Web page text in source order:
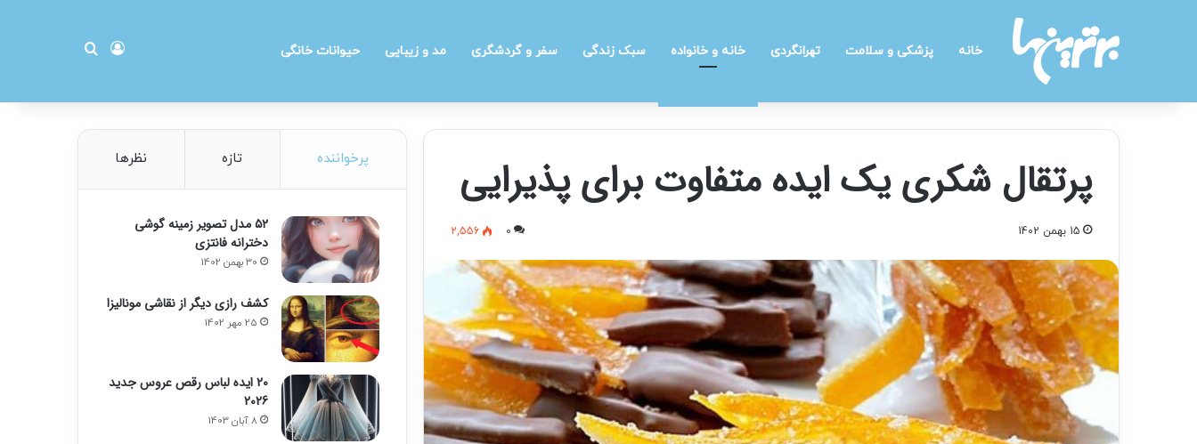
خانه پزشکی و سلامت تهرانگردی خانه و خانواده سبک زندگی سفر و گردشگری مد و زیبایی حیوانات خانگی ورود
پرتقال شکری یک ایده متفاوت برای پذیرایی
15 بهمن 1402 0
2,556
پرخواننده تازه نظرها
۵۲ مدل تصویر زمینه گوشی
دخترانه فانتزی
30 بهمن 1402
کشف رازی دیگر از نقاشی مونالیزا
25 مهر 1402
20 ایده لباس رقص عروس جدید
2026
8 آبان 1403